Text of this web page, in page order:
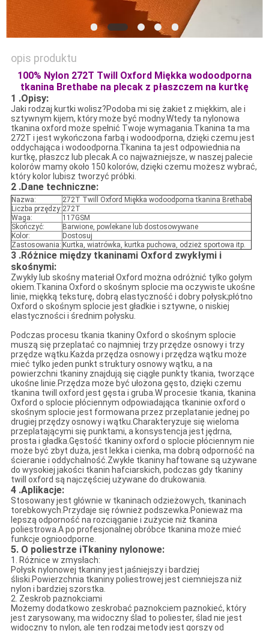
opis produktu
100% Nylon 272T Twill Oxford Miękka wodoodporna
tkanina Brethabe na plecak z płaszczem na kurtkę
1 .Opisy:
Jaki rodzaj kurtki wolisz?Podoba mi się żakiet z miękkim, ale i
sztywnym kijem, który może być modny.Wtedy ta nylonowa
tkanina oxford może spełnić Twoje wymagania.Tkanina ta ma
272T i jest wykończona farbą i wodoodporna, dzięki czemu jest
oddychająca i wodoodporna.Tkanina ta jest odpowiednia na
kurtkę, płaszcz lub plecak.A co najważniejsze, w naszej palecie
kolorów mamy około 150 kolorów, dzięki czemu możesz wybrać,
który kolor lubisz tworzyć próbki.
2 .Dane techniczne:
Nazwa:
272T Twill Oxford Miękka wodoodporna tkanina Brethabe
Liczba przędzy: 272T
Waga:
117GSM
Skończyć:
Barwione, powlekane lub dostosowywane
Kolor:
Dostosuj
Zastosowania: Kurtka, wiatrówka, kurtka puchowa, odzież sportowa itp.
3 .Różnice między tkaninami Oxford zwykłymi i
skośnymi:
Zwykły lub skośny materiał Oxford można odróżnić tylko gołym
okiem.Tkanina Oxford o skośnym splocie ma oczywiste ukośne
linie, miękką teksturę, dobrą elastyczność i dobry połysk;płótno
Oxford o skośnym splocie jest gładkie i sztywne, o niskiej
elastyczności i średnim połysku.
Podczas procesu tkania tkaniny Oxford o skośnym splocie
muszą się przeplatać co najmniej trzy przędze osnowy i trzy
przędze wątku.Każda przędza osnowy i przędza wątku może
mieć tylko jeden punkt struktury osnowy wątku, a na
powierzchni tkaniny znajdują się ciągłe punkty tkania, tworzące
ukośne linie.Przędza może być ułożona gęsto, dzięki czemu
tkanina twill oxford jest gęsta i gruba.W procesie tkania, tkanina
Oxford o splocie płóciennym odpowiadająca tkaninie oxford o
skośnym splocie jest formowana przez przeplatanie jednej po
drugiej przędzy osnowy i wątku.Charakteryzuje się wieloma
przeplatającymi się punktami, a konsystencja jest jędrna,
prosta i gładka.Gęstość tkaniny oxford o splocie płóciennym nie
może być zbyt duża, jest lekka i cienka, ma dobrą odporność na
ścieranie i oddychalność.Zwykłe tkaniny haftowane są używane
do wysokiej jakości tkanin hafciarskich, podczas gdy tkaniny
twill oxford są najczęściej używane do drukowania.
4 .Aplikacje:
Stosowany jest głównie w tkaninach odzieżowych, tkaninach
torebkowych.Przydaje się również podszewka.Ponieważ ma
lepszą odporność na rozciąganie i zużycie niż tkanina
poliestrowa.A po profesjonalnej obróbce tkanina może mieć
funkcje ognioodporne.
5. O poliestrze iTkaniny nylonowe:
1. Różnice w zmysłach:
Połysk nylonowej tkaniny jest jaśniejszy i bardziej
śliski.Powierzchnia tkaniny poliestrowej jest ciemniejsza niż
nylon i bardziej szorstka.
2. Zeskrob paznokciami
Możemy dodatkowo zeskrobać paznokciem paznokieć, który
jest zarysowany, ma widoczny ślad to poliester, ślad nie jest
widoczny to nylon, ale ten rodzaj metody jest gorszy od